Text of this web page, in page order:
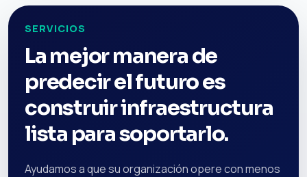
SERVICIOS
La mejor manera de
predecir el futuro es
construir infraestructura
lista para soportarlo.
Ayudamos a que su organización opere con menos